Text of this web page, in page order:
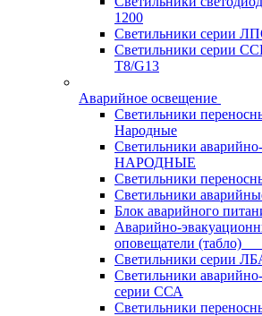
1200
Светильники серии
Светильники серии
T8/G13
Аварийное освещение
Светильники
Народные
Светильники
НАРОДНЫЕ
Светильники
Светильники
Блок аварийного
Аварийно-
оповещатели (табло)
Светильники серии
Светильники
серии ССА
Светильники